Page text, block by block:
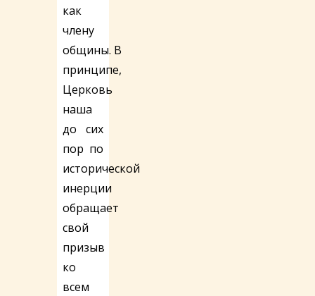
как
члену
общины. В
принципе,
Церковь
наша
до сих
пор по
исторической
инерции
обращает
свой
призыв
ко
всем